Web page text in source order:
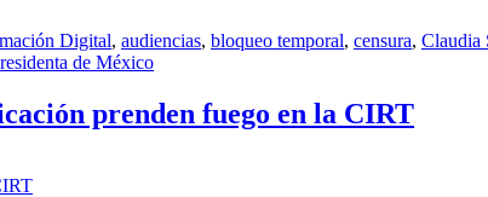
Digital, audiencias, bloqueo temporal, censura, Claudia
de México
prenden fuego en la CIRT